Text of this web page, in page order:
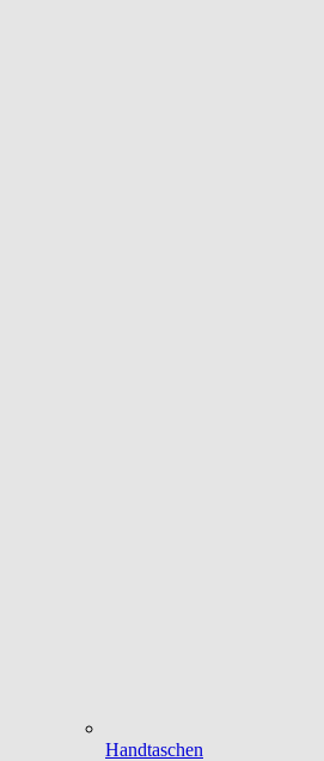
Handtaschen